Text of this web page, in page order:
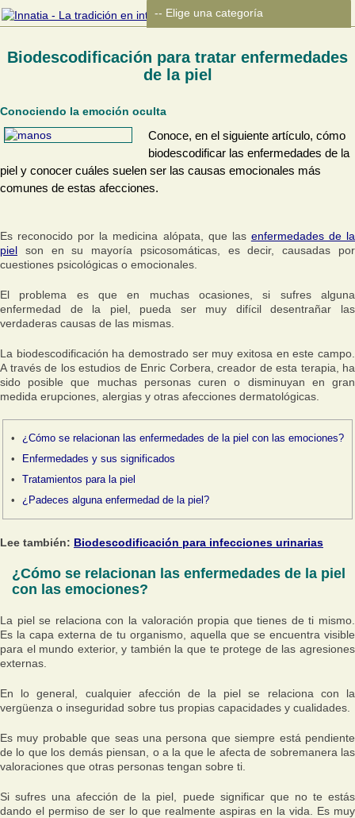
Biodescodificación para tratar enfermedades
de la piel
Conociendo la emoción oculta
Conoce, en el siguiente artículo, cómo
biodescodificar las enfermedades de la
piel y conocer cuáles suelen ser las causas emocionales más
comunes de estas afecciones.
Es reconocido por la medicina alópata, que las enfermedades de la
piel son en su mayoría psicosomáticas, es decir, causadas por
cuestiones psicológicas o emocionales.
El problema es que en muchas ocasiones, si sufres alguna
enfermedad de la piel, pueda ser muy difícil desentrañar las
verdaderas causas de las mismas.
La biodescodificación ha demostrado ser muy exitosa en este campo.
A través de los estudios de Enric Corbera, creador de esta terapia, ha
sido posible que muchas personas curen o disminuyan en gran
medida erupciones, alergias y otras afecciones dermatológicas.
¿Cómo se relacionan las enfermedades de la piel con las emociones?
Enfermedades y sus significados
Tratamientos para la piel
¿Padeces alguna enfermedad de la piel?
Lee también: Biodescodificación para infecciones urinarias
¿Cómo se relacionan las enfermedades de la piel
con las emociones?
La piel se relaciona con la valoración propia que tienes de ti mismo.
Es la capa externa de tu organismo, aquella que se encuentra visible
para el mundo exterior, y también la que te protege de las agresiones
externas.
En lo general, cualquier afección de la piel se relaciona con la
vergüenza o inseguridad sobre tus propias capacidades y cualidades.
Es muy probable que seas una persona que siempre está pendiente
de lo que los demás piensan, o a la que le afecta de sobremanera las
valoraciones que otras personas tengan sobre ti.
Si sufres una afección de la piel, puede significar que no te estás
dando el permiso de ser lo que realmente aspiras en la vida. Es muy